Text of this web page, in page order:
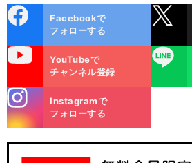
ok
Facebookで
フォローする
YouTubeで
チャンネル登録
LINE
m
Instagramで
フォローする